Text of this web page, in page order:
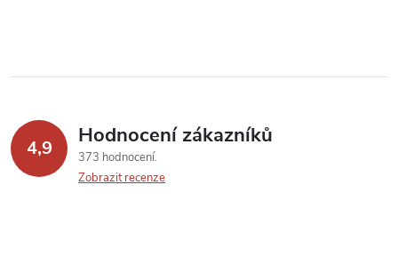
4,9 Hodnocení zákazníků
373 hodnocení
Zobrazit recenze